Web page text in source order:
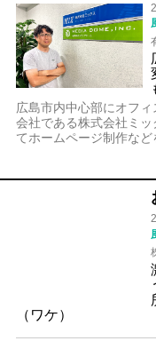
広島市内中心部にオフ
会社である株式会社ミ
てホームページ制作な
（ワケ）